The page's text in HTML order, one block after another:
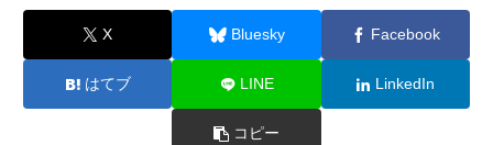
X Bluesky Facebook
はてブ LINE LinkedIn
コピー